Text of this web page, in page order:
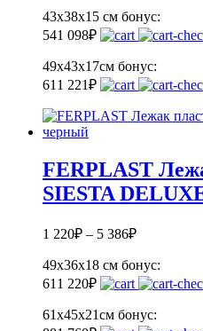
43х38х15 см бонус:
541 098₽
49х43х17см бонус:
61 1 221₽
FERPLAST
SIESTA
1 220₽ – 5 386₽
49х36х18 см бонус:
61 1 220₽
61х45х21см бонус: